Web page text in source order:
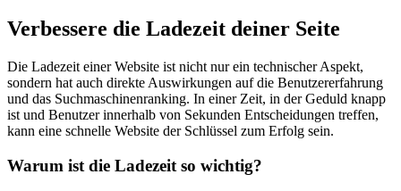
Verbessere die Ladezeit deiner Seite
Die Ladezeit einer Website ist nicht nur ein technischer Aspekt,
sondern hat auch direkte Auswirkungen auf die Benutzererfahrung
und das Suchmaschinenranking. In einer Zeit, in der Geduld knapp
ist und Benutzer innerhalb von Sekunden Entscheidungen treffen,
kann eine schnelle Website der Schlüssel zum Erfolg sein.
Warum ist die Ladezeit so wichtig?